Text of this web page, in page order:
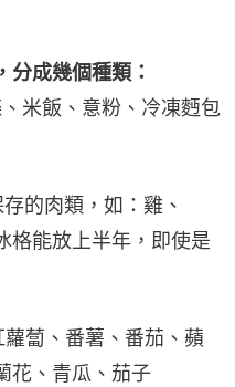
分成幾個種類：
米飯、意粉、冷凍麪包
的肉類，如：雞、
格能放上半年，即使是
蔔、番薯、番茄、蘋
花、青瓜、茄子